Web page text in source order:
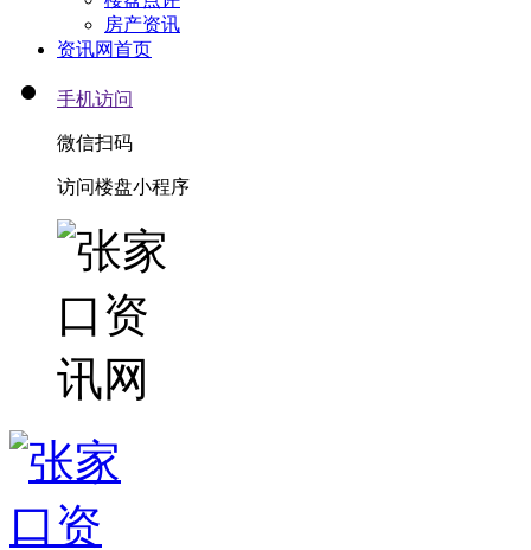
房产资讯
资讯网首页
手机访问
微信扫码
访问楼盘小程序